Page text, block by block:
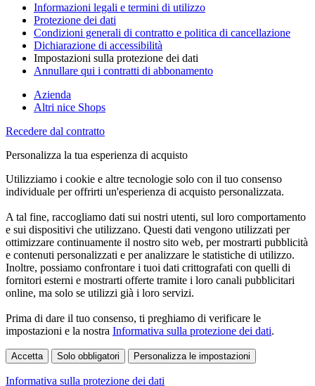
Informazioni legali e termini di utilizzo
Protezione dei dati
Condizioni generali di contratto e politica di cancellazione
Dichiarazione di accessibilità
Impostazioni sulla protezione dei dati
Annullare qui i contratti di abbonamento
Azienda
Altri nice Shops
Recedere dal contratto
Personalizza la tua esperienza di acquisto
Utilizziamo i cookie e altre tecnologie solo con il tuo consenso
individuale per offrirti un'esperienza di acquisto personalizzata.
A tal fine, raccogliamo dati sui nostri utenti, sul loro comportamento
e sui dispositivi che utilizzano. Questi dati vengono utilizzati per
ottimizzare continuamente il nostro sito web, per mostrarti pubblicità
e contenuti personalizzati e per analizzare le statistiche di utilizzo.
Inoltre, possiamo confrontare i tuoi dati crittografati con quelli di
fornitori esterni e mostrarti offerte tramite i loro canali pubblicitari
online, ma solo se utilizzi già i loro servizi.
Prima di dare il tuo consenso, ti preghiamo di verificare le
impostazioni e la nostra Informativa sulla protezione dei dati.
Accetta Solo obbligatori Personalizza le impostazioni
Informativa sulla protezione dei dati